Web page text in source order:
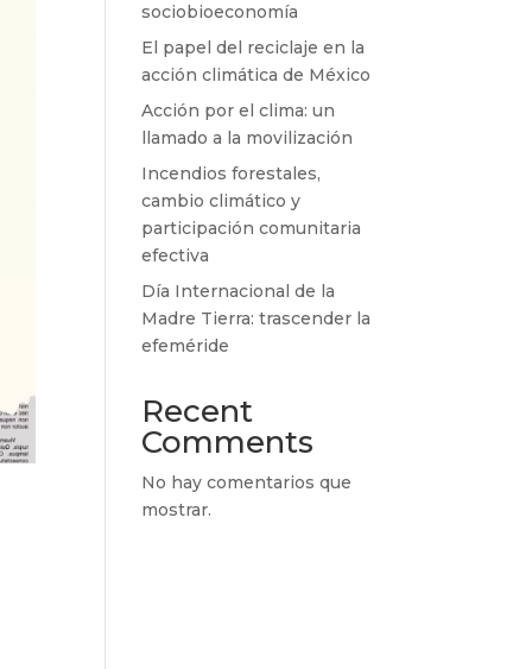
sociobioeconomía
El papel del reciclaje en la
acción climática de México
Acción por el clima: un
llamado a la movilización
Incendios forestales,
cambio climático y
participación comunitaria
efectiva
Día Internacional de la
Madre Tierra: trascender la
efeméride
Recent
Comments
No hay comentarios que
mostrar.